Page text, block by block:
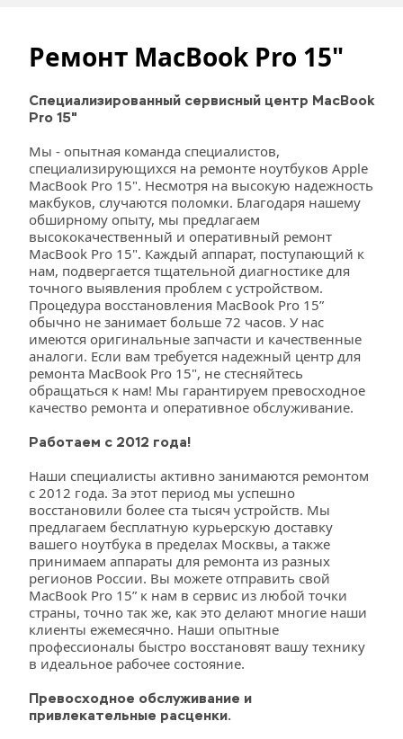
Ремонт MacBook Pro 15"
Специализированный сервисный центр MacBook
Pro 15"
Мы - опытная команда специалистов,
специализирующихся на ремонте ноутбуков Apple
MacBook Pro 15". Несмотря на высокую надежность
макбуков, случаются поломки. Благодаря нашему
обширному опыту, мы предлагаем
высококачественный и оперативный ремонт
MacBook Pro 15". Каждый аппарат, поступающий к
нам, подвергается тщательной диагностике для
точного выявления проблем с устройством.
Процедура восстановления MacBook Pro 15”
обычно не занимает больше 72 часов. У нас
имеются оригинальные запчасти и качественные
аналоги. Если вам требуется надежный центр для
ремонта MacBook Pro 15", не стесняйтесь
обращаться к нам! Мы гарантируем превосходное
качество ремонта и оперативное обслуживание.
Работаем с 2012 года!
Наши специалисты активно занимаются ремонтом
с 2012 года. За этот период мы успешно
восстановили более ста тысяч устройств. Мы
предлагаем бесплатную курьерскую доставку
вашего ноутбука в пределах Москвы, а также
принимаем аппараты для ремонта из разных
регионов России. Вы можете отправить свой
MacBook Pro 15” к нам в сервис из любой точки
страны, точно так же, как это делают многие наши
клиенты ежемесячно. Наши опытные
профессионалы быстро восстановят вашу технику
в идеальное рабочее состояние.
Превосходное обслуживание и
привлекательные расценки.